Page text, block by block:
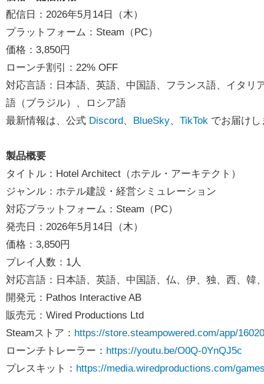
配信日：2026年5月14日（木）
プラットフォーム：Steam（PC）
価格：3,850円
ローンチ割引：22% OFF
対応言語：日本語、英語、中国語、フランス語、イタリ
語（ブラジル）、ロシア語
最新情報は、公式 Discord、 BlueSky、 TikTok でお届けし
製品概要
タイトル：Hotel Architect（ホテル・アーキテクト）
ジャンル：ホテル建設・経営シミュレーション
対応プラットフォーム：Steam（PC）
発売日：2026年5月14日（木）
価格：3,850円
プレイ人数：1人
対応言語：日本語、英語、中国語、仏、伊、独、西、韓
開発元：Pathos Interactive AB
販売元：Wired Productions Ltd
Steamストア： https://store.steampowered.com/app/
ローンチトレーラー： https://youtu.be/O0Q-0YnQJ5c
プレスキット： https://media.wiredproductions.com/